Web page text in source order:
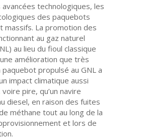
avancées technologiques, les
des paquebots
massifs. La promotion des
au gaz naturel
au lieu du fioul classique
amélioration que très
paquebot propulsé au GNL a
impact climatique aussi
pire, qu’un navire
diesel, en raison des fuites
méthane tout au long de la
et lors de